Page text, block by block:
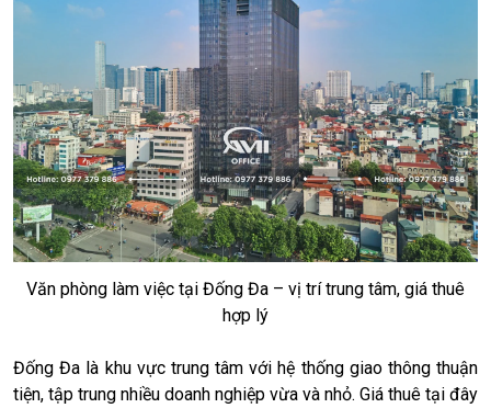
Văn phòng làm việc tại Đống Đa – vị trí trung tâm, giá thuê
hợp lý
Đống Đa là khu vực trung tâm với hệ thống giao thông thuận
tiện, tập trung nhiều doanh nghiệp vừa và nhỏ. Giá thuê tại đây